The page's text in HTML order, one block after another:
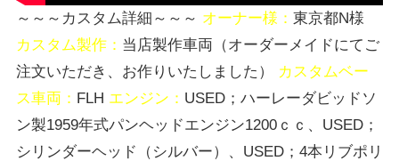
～～～カスタム詳細～～～ オーナー様： 東京都N様
カスタム製作： 当店製作車両（オーダーメイドにてご
注文いただき、お作りいたしました）
カスタムベー
ス車両： FLH エンジン： USED；ハーレーダビッドソ
ン製1959年式パンヘッドエンジン1200ｃｃ、USED；
シリンダーヘッド（シルバー）、USED；4本リブポリ